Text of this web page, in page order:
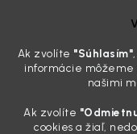
Ak zvolíte "Súhlasím"
informácie
našimi
Ak zvolíte
cookies a žiaľ,
Sobotné ráno, káva v
niekoho nuda, pre nás
všetky tie fľaštičky,
pokaziť náladu. Dobrá
Zabudnite na